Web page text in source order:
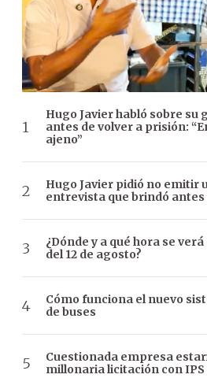
Hugo Javier habló sobre su
antes de volver a prisión:
ajeno”
Hugo Javier pidió no emitir
entrevista que brindó
¿Dónde y a qué hora se
del 12 de agosto?
Cómo funciona el nuevo
de buses
Cuestionada empresa
millonaria licitación con IPS